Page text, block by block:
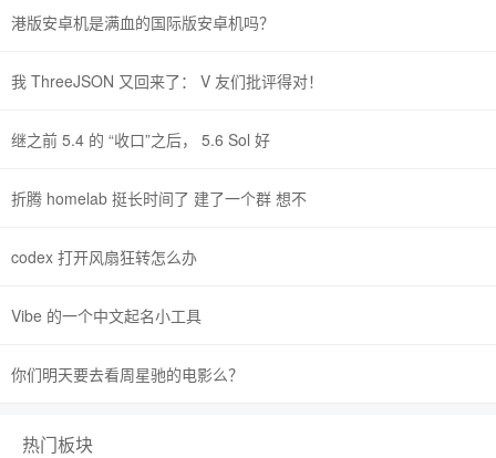
港版安卓机是满血的国际版安卓机吗？
我 ThreeJSON 又回来了： V 友们批评得对！
继之前 5.4 的 “收口”之后， 5.6 Sol 好
折腾 homelab 挺长时间了 建了一个群 想不
codex 打开风扇狂转怎么办
Vibe 的一个中文起名小工具
你们明天要去看周星驰的电影么？
热门板块